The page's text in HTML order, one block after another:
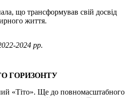
що трансформував свій досвід
життя.
2024 рр.
ГОРИЗОНТУ
«Тіто». Ще до повномасштабного